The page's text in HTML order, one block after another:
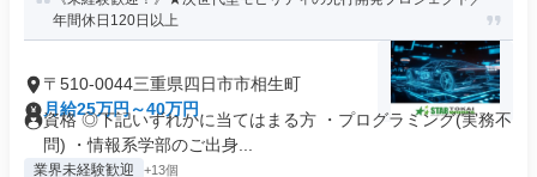
年間休日120日以上
〒510-0044三重県四日市市相生町
月給25万円～40万円
資格 ◎下記いずれかに当てはまる方 ・プログラミング(実務不
問) ・情報系学部のご出身...
業界未経験歓迎 +13個